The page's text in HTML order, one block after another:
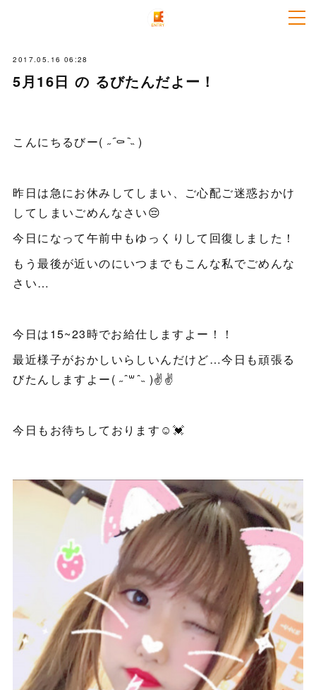
2017.05.16 06:28
5月16日 の るびたんだよー！
こんにちるびー( ˶ ᷇⚰︎ ᷆˵ )
昨日は急にお休みしてしまい、ご心配ご迷惑おかけ
してしまいごめんなさい😔
今日になって午前中もゆっくりして回復しました！
もう最後が近いのにいつまでもこんな私でごめんな
さい…
今日は15~23時でお給仕しますよー！！
最近様子がおかしいらしいんだけど…今日も頑張る
びたんしますよー( ˶ ˆ꒳ˆ˵ )✌️✌️
今日もお待ちしております☺️💓